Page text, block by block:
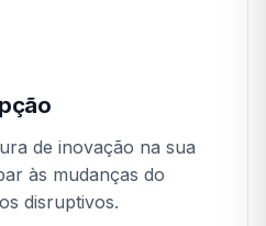
de inovação na sua
às mudanças do
disruptivos.